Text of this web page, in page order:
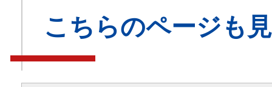
こちらのページも